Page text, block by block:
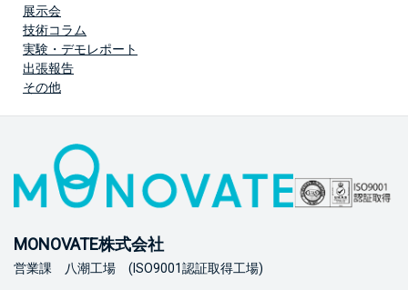
展示会
技術コラム
実験・デモレポート
出張報告
その他
MONOVATE株式会社
営業課 八潮工場 (ISO9001認証取得工場)